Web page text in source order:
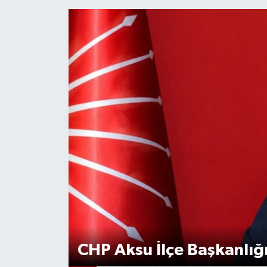
CHP Aksu İlçe